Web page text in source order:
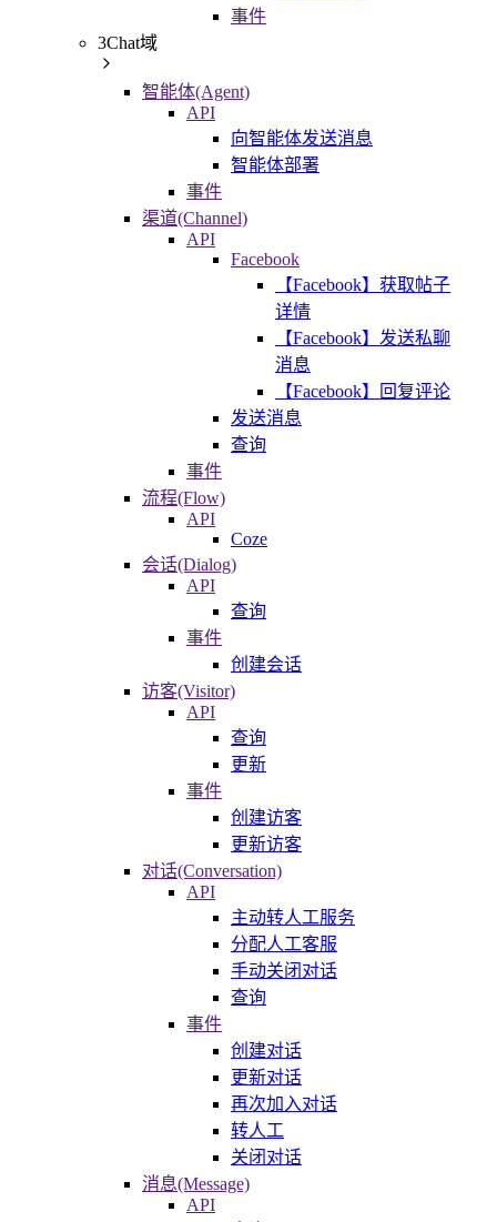
事件
3Chat域
智能体(Agent)
API
向智能体发送消息
智能体部署
事件
渠道(Channel)
API
Facebook
【Facebook】获取帖子
详情
【Facebook】发送私聊
消息
【Facebook】回复评论
发送消息
查询
事件
流程(Flow)
API
Coze
会话(Dialog)
API
查询
事件
创建会话
访客(Visitor)
API
查询
更新
事件
创建访客
更新访客
对话(Conversation)
API
主动转人工服务
分配人工客服
手动关闭对话
查询
事件
创建对话
更新对话
再次加入对话
转人工
关闭对话
消息(Message)
API